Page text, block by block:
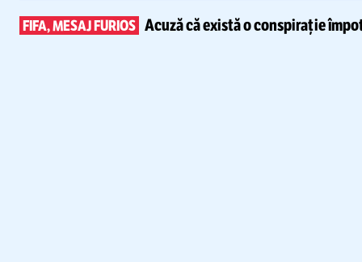
FIFA, MESAJ FURIOS Acuză că existăo conspirație